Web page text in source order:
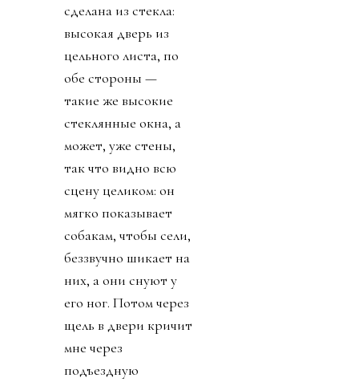
сделана из стекла:
высокая дверь из
цельного листа, по
обе стороны —
такие же высокие
стеклянные окна, а
может, уже стены,
так что видно всю
сцену целиком: он
мягко показывает
собакам, чтобы сели,
беззвучно шикает на
них, а они снуют у
его ног. Потом через
щель в двери кричит
мне через
подъездную